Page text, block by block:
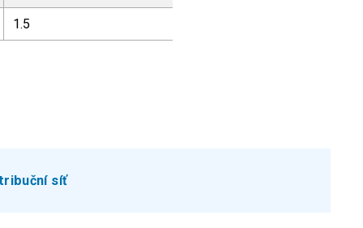
1.5
síť